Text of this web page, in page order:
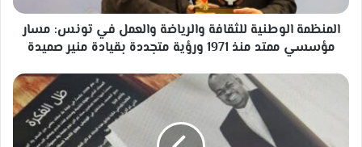
مؤسسي
ممتد
ورؤية
المنظمة الوطنية للثقافة والرياضة والعمل في تونس: مسار
مؤسسي ممتد منذ 1971 ورؤية متجددة بقيادة منير صميدة
بحضور